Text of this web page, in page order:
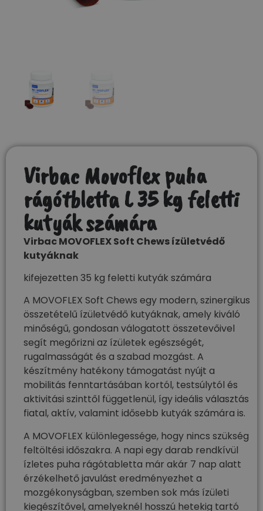
Virbac Movoflex puha
rágótbletta L 35 kg feletti
kutyák számára
Virbac MOVOFLEX Soft Chews ízületvédő
kutyáknak
kifejezetten 35 kg feletti kutyák számára
A MOVOFLEX Soft Chews egy modern, szinergikus
összetételű ízületvédő kutyáknak, amely kiváló
minőségű, gondosan válogatott összetevőivel
segít megőrizni az ízületek egészségét,
rugalmasságát és a szabad mozgást. A
készítmény hatékony támogatást nyújt a
mobilitás fenntartásában kortól, testsúlytól és
aktivitási szinttől függetlenül, így ideális választás
fiatal, aktív, valamint idősebb kutyák számára is.
A MOVOFLEX különlegessége, hogy nincs szükség
feltöltési időszakra. A napi egy darab rendkívül
ízletes puha rágótabletta már akár 7 nap alatt
érzékelhető javulást eredményezhet a
mozgékonyságban, szemben sok más ízületi
kiegészítővel, amelyeknél hosszú hetekig tartó